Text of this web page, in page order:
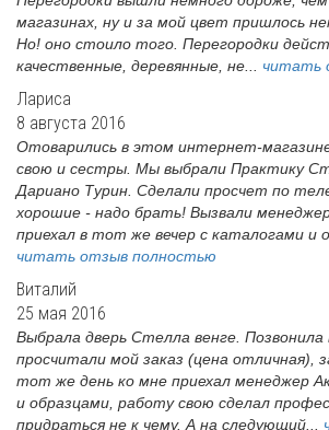
магазинах, ну и за мой цвет пришлось
Но! оно стоило того. Перегородки
качественные, деревянные, не... читать
Лариса
8 августа 2016
Отоварились в этом интернет-
свою и сестры. Мы выбрали Практику
Дариано Турин. Сделали просчет по
хорошие - надо брать! Вызвали
приехал в тот же вечер с каталогами и
читать отзыв полностью
Виталий
25 мая 2016
Выбрала дверь Стелла венге. Позвонила
просчитали мой заказ (цена отличная),
тот же день ко мне приехал менеджер
и образцами, работу свою сделал
придраться не к чему. А на следующий...